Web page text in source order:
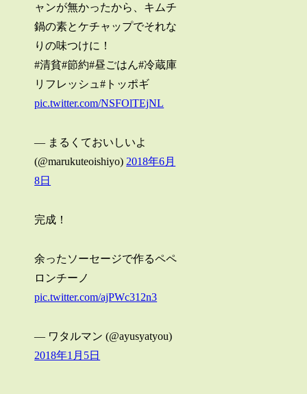
ャンが無かったから、キムチ
鍋の素とケチャップでそれな
りの味つけに！
#清貧#節約#昼ごはん#冷蔵庫
リフレッシュ#トッポギ
pic.twitter.com/NSFOlTEjNL
— まるくておいしいよ
(@marukuteoishiyo) 2018年6月
8日
完成！
余ったソーセージで作るペペ
ロンチーノ
pic.twitter.com/ajPWc312n3
— ワタルマン (@ayusyatyou)
2018年1月5日